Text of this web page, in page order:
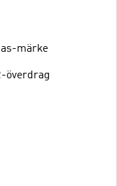
märke
överdrag